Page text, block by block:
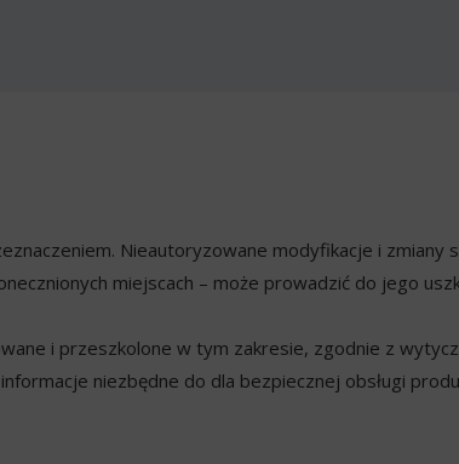
Nieautoryzowane modyfikacje i zmiany
miejscach – może prowadzić do jego
i przeszkolone w tym zakresie, zgodnie z
niezbędne do dla bezpiecznej obsługi